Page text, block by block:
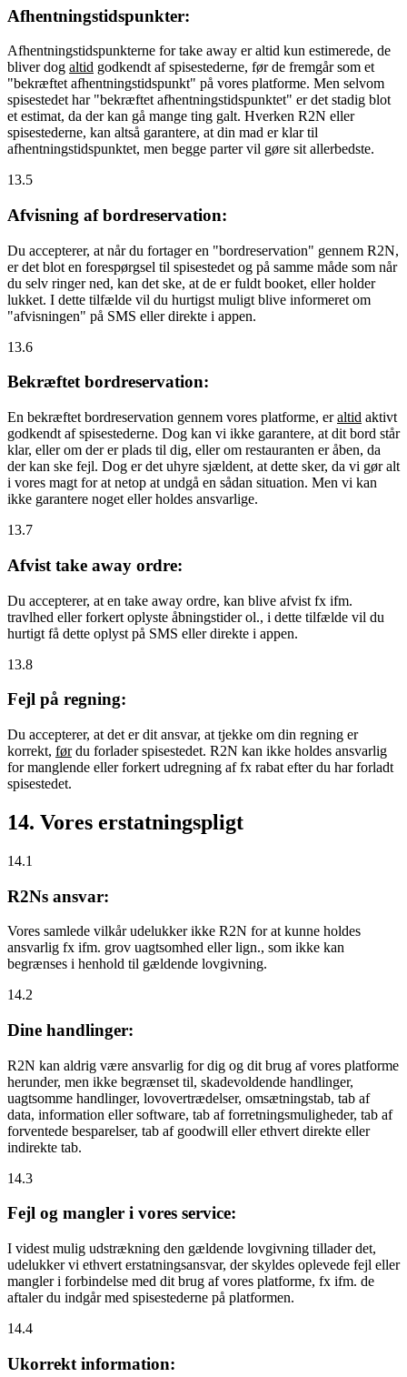
Afhentningstidspunkter:
Afhentningstidspunkterne for take away er altid kun estimerede, de
bliver dog altid godkendt af spisestederne, før de fremgår som et
"bekræftet afhentningstidspunkt" på vores platforme. Men selvom
spisestedet har "bekræftet afhentningstidspunktet" er det stadig blot
et estimat, da der kan gå mange ting galt. Hverken R2N eller
spisestederne, kan altså garantere, at din mad er klar til
afhentningstidspunktet, men begge parter vil gøre sit allerbedste.
13.5
Afvisning af bordreservation:
Du accepterer, at når du fortager en "bordreservation" gennem R2N,
er det blot en forespørgsel til spisestedet og på samme måde som når
du selv ringer ned, kan det ske, at de er fuldt booket, eller holder
lukket. I dette tilfælde vil du hurtigst muligt blive informeret om
"afvisningen" på SMS eller direkte i appen.
13.6
Bekræftet bordreservation:
En bekræftet bordreservation gennem vores platforme, eraltid aktivt
godkendt af spisestederne. Dog kan vi ikke garantere, at dit bord står
klar, eller om der er plads til dig, eller om restauranten er åben, da
der kan ske fejl. Dog er det uhyre sjældent, at dette sker, da vi gør alt
i vores magt for at netop at undgå en sådan situation. Men vi kan
ikke garantere noget eller holdes ansvarlige.
13.7
Afvist take away ordre:
Du accepterer, at en take away ordre, kan blive afvist fx ifm.
travlhed eller forkert oplyste åbningstider ol., i dette tilfælde vil du
hurtigt få dette oplyst på SMS eller direkte i appen.
13.8
Fejl på regning:
Du accepterer, at det er dit ansvar, at tjekke om din regning er
korrekt, førdu forlader spisestedet. R2N kan ikke holdes ansvarlig
for manglende eller forkert udregning af fx rabat efter du har forladt
spisestedet.
14. Vores erstatningspligt
14.1
R2Ns ansvar:
Vores samlede vilkår udelukker ikke R2N for at kunne holdes
ansvarlig fx ifm. grov uagtsomhed eller lign., som ikke kan
begrænses i henhold til gældende lovgivning.
14.2
Dine handlinger:
R2N kan aldrig være ansvarlig for dig og dit brug af vores platforme
herunder, men ikke begrænset til, skadevoldende handlinger,
uagtsomme handlinger, lovovertrædelser, omsætningstab, tab af
data, information eller software, tab af forretningsmuligheder, tab af
forventede besparelser, tab af goodwill eller ethvert direkte eller
indirekte tab.
14.3
Fejl og mangler i vores service:
I videst mulig udstrækning den gældende lovgivning tillader det,
udelukker vi ethvert erstatningsansvar, der skyldes oplevede fejl eller
mangler i forbindelse med dit brug af vores platforme, fx ifm. de
aftaler du indgår med spisestederne på platformen.
14.4
Ukorrekt information: